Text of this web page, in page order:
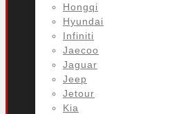
Hongqi
Hyundai
Infiniti
Jaecoo
Jaguar
Jeep
Jetour
Kia